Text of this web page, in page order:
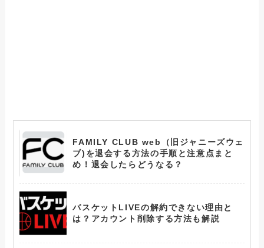
FAMILY CLUB web（旧ジャニーズウェ
ブ)を退会する方法の手順と注意点まと
め！退会したらどうなる？
バスケットLIVEの解約できない理由と
は？アカウント削除する方法も解説